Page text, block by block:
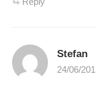
Stefan
24/06/